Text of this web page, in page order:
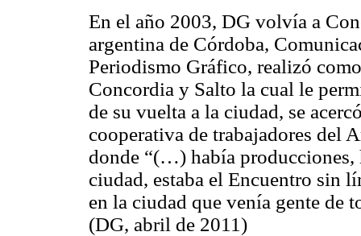
En el año 2003, DG volvía a
argentina de Córdoba,
Periodismo Gráfico, realizó
Concordia y Salto la cual le
de su vuelta a la ciudad, se
cooperativa de trabajadores del
donde “(…) había
ciudad, estaba el Encuentro sin
en la ciudad que venía gente de
(DG, abril de 2011)